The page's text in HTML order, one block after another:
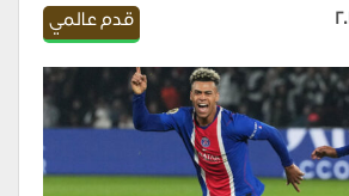
قدم عالمي